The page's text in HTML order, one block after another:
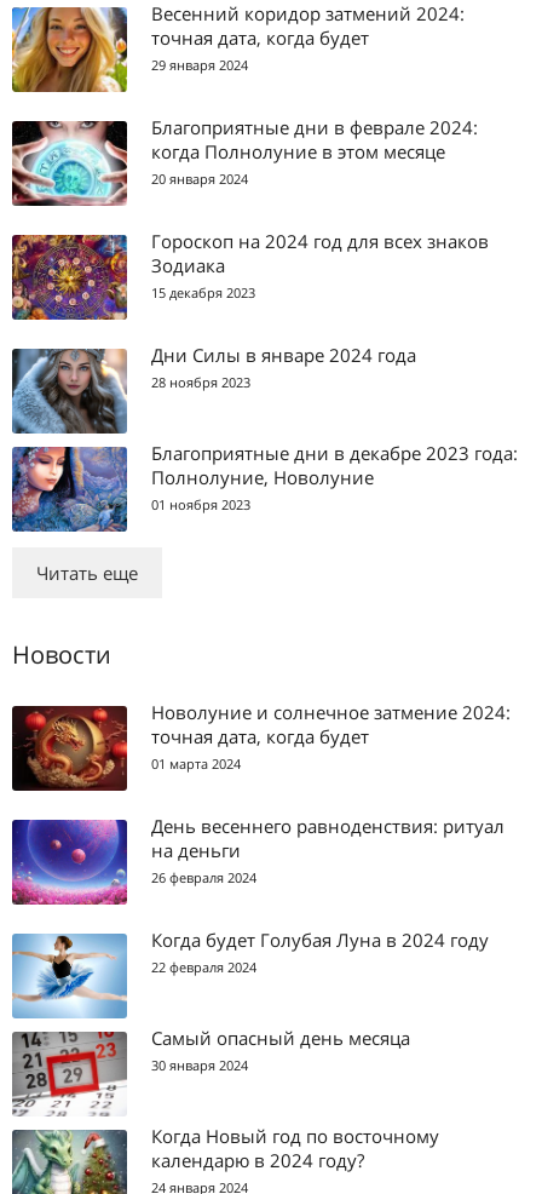
Весенний коридор затмений 2024:
точная дата, когда будет
29 января 2024
Благоприятные дни в феврале 2024:
когда Полнолуние в этом месяце
20 января 2024
Гороскоп на 2024 год для всех знаков
Зодиака
15 декабря 2023
Дни Силы в январе 2024 года
28 ноября 2023
Благоприятные дни в декабре 2023 года:
Полнолуние, Новолуние
01 ноября 2023
Читать еще
Новости
Новолуние и солнечное затмение 2024:
точная дата, когда будет
01 марта 2024
День весеннего равноденствия: ритуал
на деньги
26 февраля 2024
Когда будет Голубая Луна в 2024 году
22 февраля 2024
Самый опасный день месяца
30 января 2024
Когда Новый год по восточному
календарю в 2024 году?
24 января 2024